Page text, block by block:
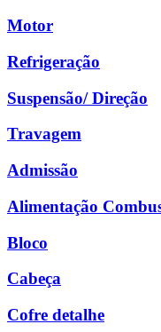
Motor
Refrigeração
Suspensão/ Direção
Travagem
Admissão
Alimentação
Bloco
Cabeça
Cofre detalhe